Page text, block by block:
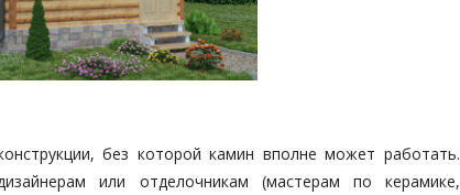
без которой камин вполне может работать.
или отделочникам (мастерам по керамике,